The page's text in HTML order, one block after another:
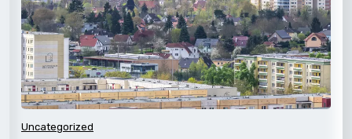
Uncategorized